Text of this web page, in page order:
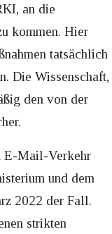
an die
kommen. Hier
tatsächlich
Die Wissenschaft,
den von der
E-Mail-Verkehr
und dem
2022 der Fall.
strikten